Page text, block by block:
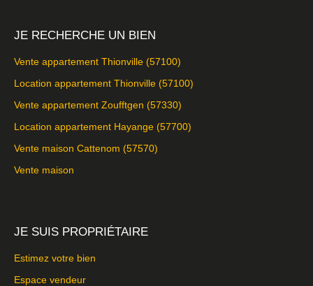
JE RECHERCHE UN BIEN
Vente appartement Thionville (57100)
Location appartement Thionville (57100)
Vente appartement Zoufftgen (57330)
Location appartement Hayange (57700)
Vente maison Cattenom (57570)
Vente maison
JE SUIS PROPRIÉTAIRE
Estimez votre bien
Espace vendeur